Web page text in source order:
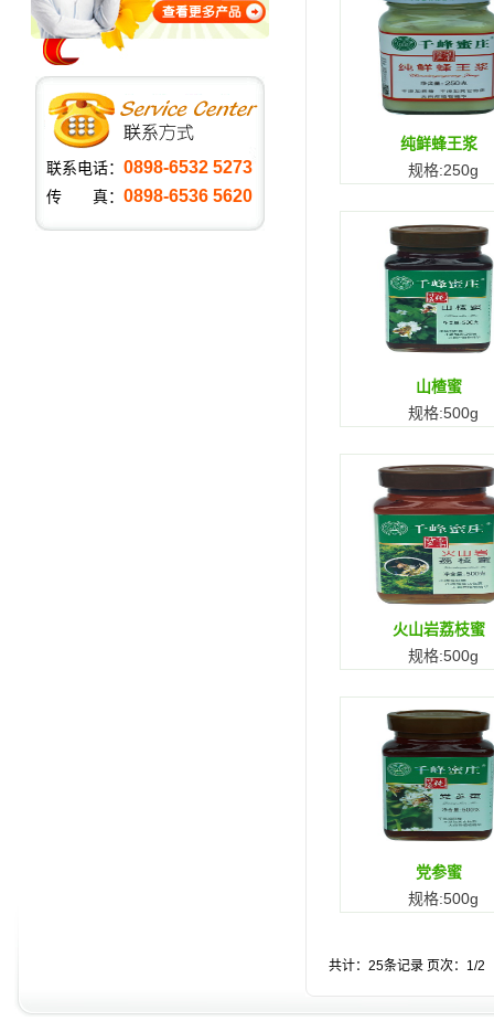
联系电话： 0898-6532 5273
传 真： 0898-6536 5620
纯鲜蜂王浆
规格:250g
山楂蜜
规格:500g
火山岩荔枝蜜
规格:500g
党参蜜
规格:500g
共计：25条记录 页次：1/